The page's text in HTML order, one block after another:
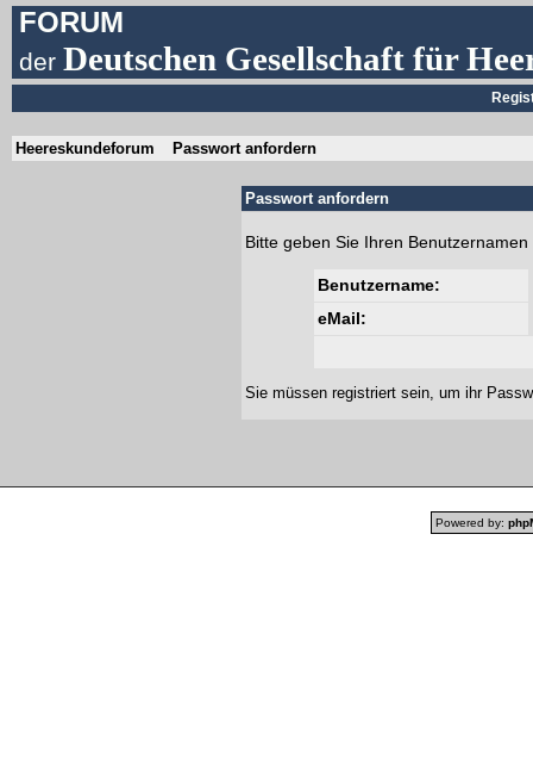
FORUM
derDeutschen Gesellschaft für
Heereskundeforum Passwort anfordern
Passwort anfordern
Bitte geben Sie Ihren
Benutzername:
eMail:
Sie müssenregistriert sein, um ihr
Powered by: